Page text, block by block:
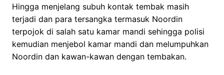
Hingga menjelang subuh kontak tembak masih
terjadi dan para tersangka termasuk Noordin
terpojok di salah satu kamar mandi sehingga polisi
kemudian menjebol kamar mandi dan melumpuhkan
Noordin dan kawan-kawan dengan tembakan.